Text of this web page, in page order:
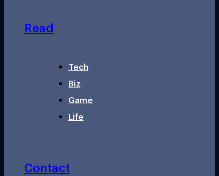
Read
Tech
Biz
Game
Life
Contact